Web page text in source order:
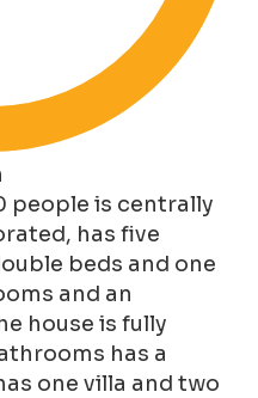
people is centrally
has five
beds and one
and an
house is fully
has a
one villa and two